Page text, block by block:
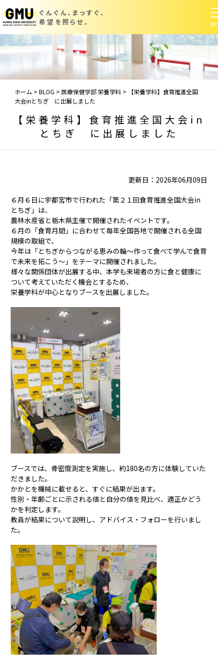
ぐんぐん、まっすぐ、
希望を照らせ。
ホーム > BLOG > 医療保健学部 栄養学科 >
【栄養学科】食育推進全国
大会inとちぎ に出展しました
【栄養学科】食育推進全国大会in
とちぎ に出展しました
更新日：2026年06月09日
６月６日に宇都宮市で行われた「第２１回食育推進全国大会in
とちぎ」は、
農林水産省と栃木県主催で開催されたイベントです。
６月の「食育月間」に合わせて毎年全国各地で開催される全国
規模の取組で、
今年は「とちぎからつながる恵みの輪～作って食べて学んで食育
で未来を拓こう～」をテーマに開催されました。
様々な関係団体が出展する中、本学も来場者の方に食と健康に
ついて考えていただく機会とするため、
栄養学科が中心となりブースを出展しました。
ブースでは、骨密度測定を実施し、約180名の方に体験していた
だきました。
かかとを機械に載せると、すぐに結果が出ます。
性別・年齢ごとに示される値と自分の値を見比べ、適正かどう
かを判定します。
教員が結果について説明し、アドバイス・フォローを行いまし
た。